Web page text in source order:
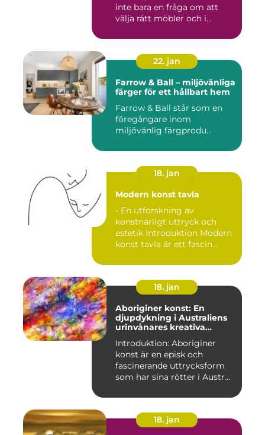
inte bara en fråga om att
välja rätt möbler och i...
22. jan
Farrow & Ball – miljövänliga
färger för ett hållbart hem
Farrow & Ball står som en
föregångare inom
miljövänlig färgprodu...
18. jan
Modern konst tavla
- En utforskning av
konstnärligt uttryck och
estetik Introduktion Modern
konst tavla är ett fascin...
18. jan
Aboriginer konst: En
djupdykning i Australiens
urinvånares kreativa
Introduktion: Aboriginer
konst är en episk och
fascinerande uttrycksform
som har sina rötter i Austr...
18. jan